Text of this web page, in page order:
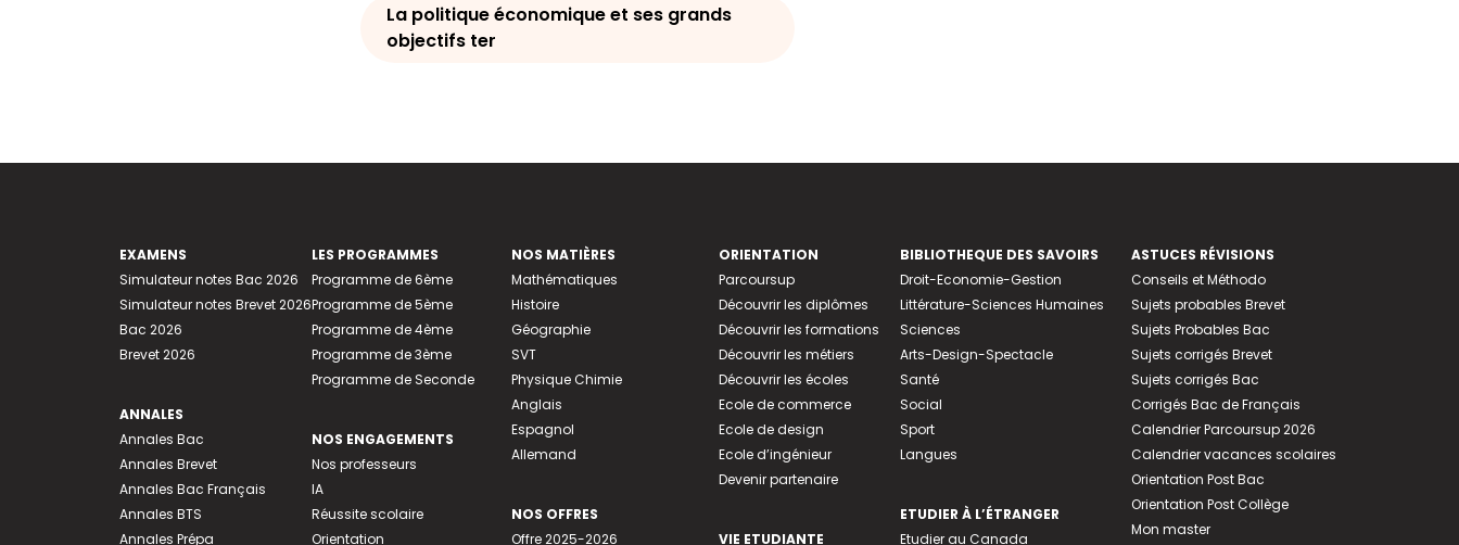
La politique économique et ses grands
objectifs ter
EXAMENS
Simulateur notes Bac 2026
Simulateur notes Brevet 2026
Bac 2026
Brevet 2026
ANNALES
Annales Bac
Annales Brevet
Annales Bac Français
Annales BTS
Annales Prépa
LES PROGRAMMES
Programme de 6ème
Programme de 5ème
Programme de 4ème
Programme de 3ème
Programme de Seconde
NOS ENGAGEMENTS
Nos professeurs
IA
Réussite scolaire
Orientation
NOS MATIÈRES
Mathématiques
Histoire
Géographie
SVT
Physique Chimie
Anglais
Espagnol
Allemand
NOS OFFRES
Offre 2025-2026
ORIENTATION
Parcoursup
Découvrir les diplômes
Découvrir les formations
Découvrir les métiers
Découvrir les écoles
Ecole de commerce
Ecole de design
Ecole d’ingénieur
Devenir partenaire
VIE ETUDIANTE
BIBLIOTHEQUE DES SAVOIRS
Droit-Economie-Gestion
Littérature-Sciences Humaines
Sciences
Arts-Design-Spectacle
Santé
Social
Sport
Langues
ETUDIER À L’ÉTRANGER
Etudier au Canada
ASTUCES RÉVISIONS
Conseils et Méthodo
Sujets probables Brevet
Sujets Probables Bac
Sujets corrigés Brevet
Sujets corrigés Bac
Corrigés Bac de Français
Calendrier Parcoursup 2026
Calendrier vacances scolaires
Orientation Post Bac
Orientation Post Collège
Mon master